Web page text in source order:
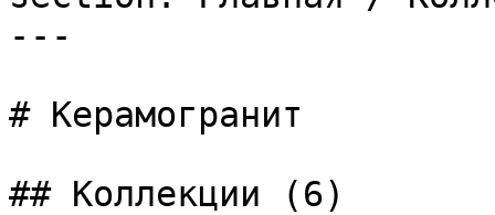
---
# Керамогранит
## Коллекции (6)